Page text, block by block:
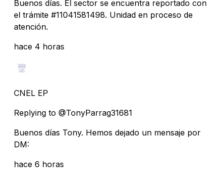
Buenos días. El sector se encuentra reportado con
el trámite #11041581498. Unidad en proceso de
atención.
hace 4 horas
CNEL EP
Replying to @TonyParrag31681
Buenos días Tony. Hemos dejado un mensaje por
DM:
hace 6 horas